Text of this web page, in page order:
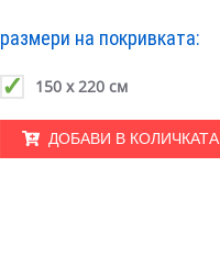
размери на покривката:
150 х 220 см
ДОБАВИ В КОЛИЧКАТА